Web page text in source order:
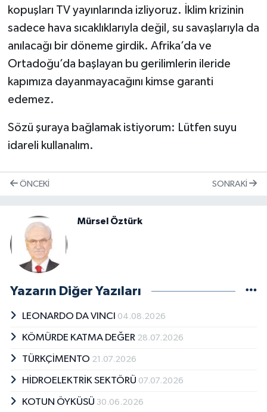
kopuşları TV yayınlarında izliyoruz. İklim krizinin
sadece hava sıcaklıklarıyla değil, su savaşlarıyla da
anılacağı bir döneme girdik. Afrika’da ve
Ortadoğu’da başlayan bu gerilimlerin ileride
kapımıza dayanmayacağını kimse garanti
edemez.
Sözü şuraya bağlamak istiyorum: Lütfen suyu
idareli kullanalım.
ÖNCEKI SONRAKI
Mürsel Öztürk
Yazarın Diğer Yazıları
LEONARDO DA VINCI 04.08.2026
KÖMÜRDE KATMA DEĞER 28.07.2026
TÜRKÇİMENTO 21.07.2026
HİDROELEKTRİK SEKTÖRÜ 07.07.2026
KOTUN ÖYKÜSÜ 30.06.2026